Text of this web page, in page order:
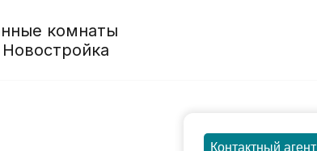
комнаты
Новостройка
Контактный агент